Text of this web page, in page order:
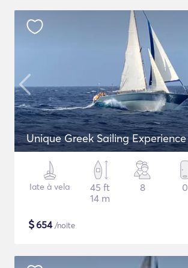
Unique Greek Sailing Experience
Iate à vela
45 ft
14 m
8 0
$654/noite